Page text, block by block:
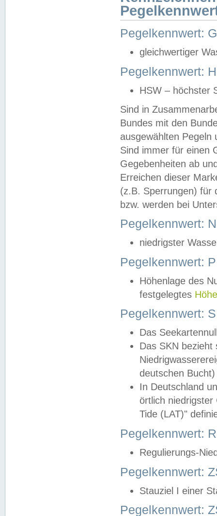
Pegelkennwert:
gleichwertiger
Pegelkennwert:
HSW – höchster
Sind in
Bundes mit den
ausgewählten
Sind immer für einen
Gegebenheiten ab
Erreichen dieser
(z.B. Sperrungen) für
bzw. werden bei
Pegelkennwert:
niedrigster
Pegelkennwert:
Höhenlage des
festgelegtes
Pegelkennwert:
Das
Das SKN
deutschen
In Deutschland
örtlich
Tide (LAT)"
Pegelkennwert:
Regulierungs-
Pegelkennwert:
Stauziel I einer
Pegelkennwert: